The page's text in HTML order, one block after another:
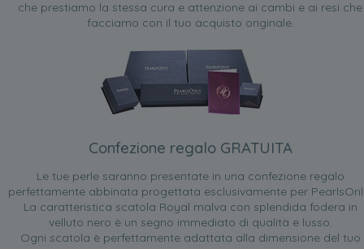
che prestiamo la stessa cura e attenzione ai cambi e ai resi che
facciamo con il tuo acquisto originale.
Confezione regalo GRATUITA
Le tue perle saranno presentate in una confezione regalo
perfettamente abbinata progettata esclusivamente per
La caratteristica scatola Royal malva con splendida fodera in
velluto nero è un segno immediato di qualità e lusso.
Ogni scatola è perfettamente adattata alla dimensione del tuo